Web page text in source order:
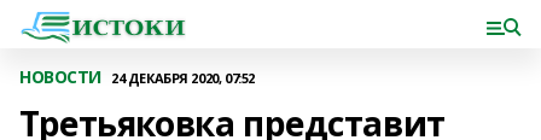
НОВОСТИ 24 ДЕКАБРЯ 2020, 07:52
Третьяковка представит